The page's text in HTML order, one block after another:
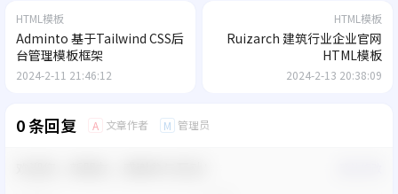
HTML模板
Adminto 基于Tailwind CSS后
台管理模板框架
2024-2-11 21:46:12
HTML模板
Ruizarch 建筑行业企业官网
HTML模板
2024-2-13 20:38:09
0 条回复 A 文章作者 M 管理员